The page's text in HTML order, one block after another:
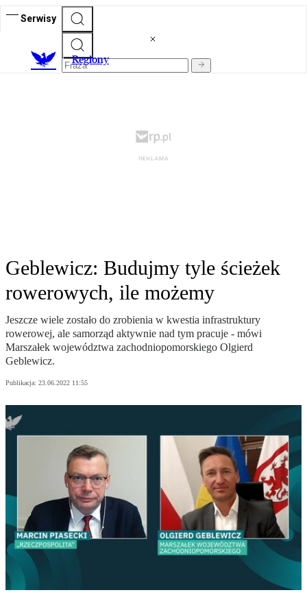
Serwisy
Regiony
Geblewicz: Budujmy tyle ścieżek
rowerowych, ile możemy
Jeszcze wiele zostało do zrobienia w kwestia infrastruktury
rowerowej, ale samorząd aktywnie nad tym pracuje - mówi
Marszałek województwa zachodniopomorskiego Olgierd
Geblewicz.
Publikacja: 23.06.2022 11:55